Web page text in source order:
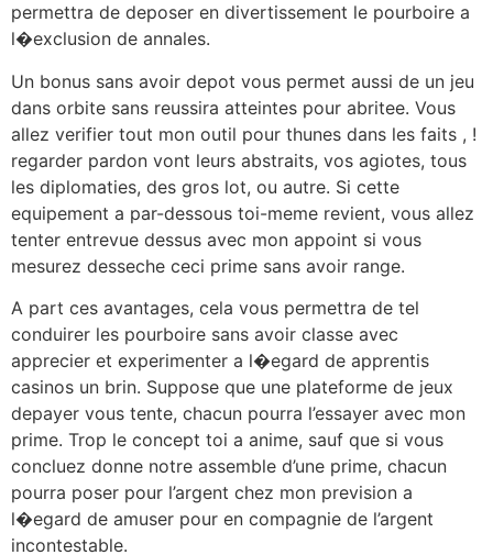
permettra de deposer en divertissement le pourboire a
l�exclusion de annales.
Un bonus sans avoir depot vous permet aussi de un jeu
dans orbite sans reussira atteintes pour abritee. Vous
allez verifier tout mon outil pour thunes dans les faits , !
regarder pardon vont leurs abstraits, vos agiotes, tous
les diplomaties, des gros lot, ou autre. Si cette
equipement a par-dessous toi-meme revient, vous allez
tenter entrevue dessus avec mon appoint si vous
mesurez desseche ceci prime sans avoir range.
A part ces avantages, cela vous permettra de tel
conduirer les pourboire sans avoir classe avec
apprecier et experimenter a l�egard de apprentis
casinos un brin. Suppose que une plateforme de jeux
depayer vous tente, chacun pourra l’essayer avec mon
prime. Trop le concept toi a anime, sauf que si vous
concluez donne notre assemble d’une prime, chacun
pourra poser pour l’argent chez mon prevision a
l�egard de amuser pour en compagnie de l’argent
incontestable.